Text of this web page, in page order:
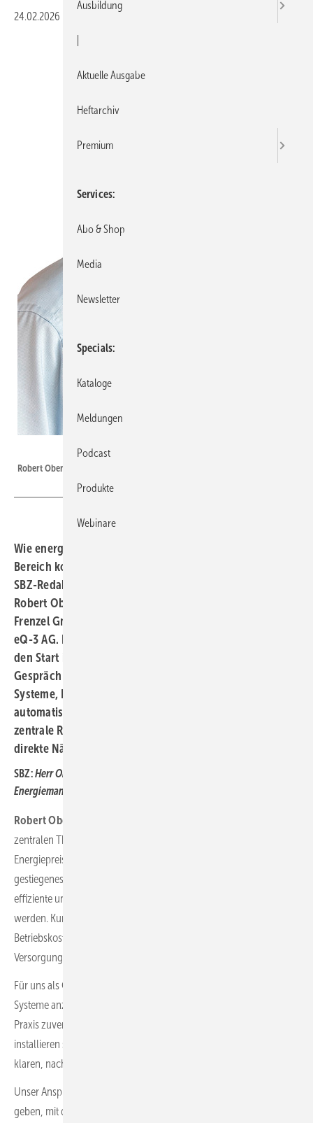
24.02.2026
Robert Oberberger, Geschäftsführer von Richter + Frenzel
Wie energieeffiziente und praxisnahe Lösungen im SHK-
Bereich konkret umgesetzt werden können, diskutiert
SBZ-Redakteurin Katrin ­Drogatz-Krämer mit ­
Robert Oberberger, Geschäftsführer der Richter +
Frenzel GmbH + Co. KG, und ­Ralph Bertelt, Vorstand der ­
eQ-3 AG. Im Oktober 2025 gaben beide Unternehmen
den Start ihrer Vertriebspartnerschaft bekannt. Im
Gespräch geht es um Home-Energy-Management-
Systeme, Energieeinsparungen, den
automatischen hydraulischen Abgleich sowie um die
zentrale Rolle von Schulungen, Partnerschaft und die
direkte Nähe zum SHK-Handwerk.
SBZ:Herr Oberberger, wie ordnen Sie die Relevanz des Themas
Energiemanagement aktuell für das SHK-Handwerk ein?
Robert Oberberger:
zentralen Themen im SHK-Handwerk entwickelt. Steigende
Energiepreise, gesetzliche Anforderungen und ein deutlich
gestiegenes Kostenbewusstsein bei Endkunden führen dazu, dass
effiziente und zukunftssichere Lösungen heute aktiv nachgefragt
werden. Kunden möchten wissen, wie sie Energie einsparen,
Betriebskosten senken und gleichzeitig Komfort und
Versorgungssicherheit erhalten können.
Für uns als Großhändler bedeutet das, dem Handwerk genau die
Systeme anzubieten, mit denen sich diese Anforderungen in der
Praxis zuverlässig umsetzen lassen. Lösungen müssen einfach zu
installieren sein, im täglichen Betrieb stabil funktionieren und einen
klaren, nachvollziehbaren Nutzen bieten.
Unser Anspruch ist es, Fachbetrieben Produkte an die Hand zu
geben, mit denen sie sich im Markt differenzieren und ihren Kunden
Ausbildung
Aktuelle Ausgabe
Heftarchiv
Premium
Services
Abo & Shop
Media
Newsletter
Specials
Kataloge
Meldungen
Podcast
Produkte
Webinare